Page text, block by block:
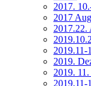
2017.
2017
2017.22.
2019.
2019.
2019.11-